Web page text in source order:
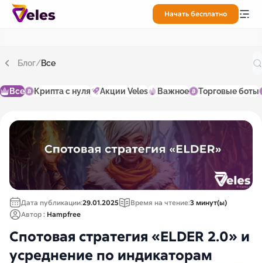
Начать бесплатно
Блог/Все
Все Крипта с нуля Акции Veles Важное Торговые боты
Дата публикации:29.01.2025 Время на чтение:3 минут(ы)
Автор: Hampfree
Спотовая стратегия «ELDER 2.0» и
усреднение по индикаторам